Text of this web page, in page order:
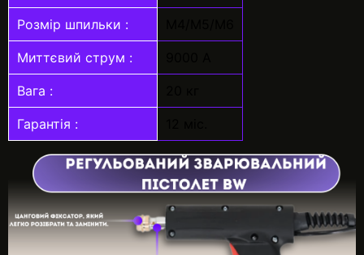
Розмір шпильки :
Миттєвий струм :
Вага :
Гарантія :